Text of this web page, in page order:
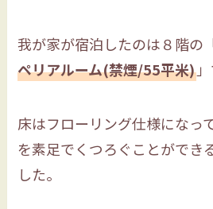
我が家が宿泊したのは８階の
ペリアルーム(禁煙/55平米)
床はフローリング仕様になっ
を素足でくつろぐことができ
した。